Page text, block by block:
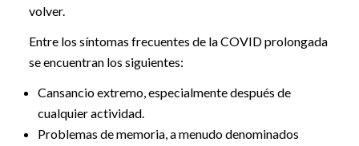
volver.
Entre los síntomas frecuentes de la COVID prolongada
se encuentran los siguientes:
Cansancio extremo, especialmente después de
cualquier actividad.
Problemas de memoria, a menudo denominados